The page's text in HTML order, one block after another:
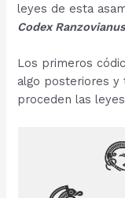
leyes de esta
Codex
Los primeros
algo posteriores y
proceden las